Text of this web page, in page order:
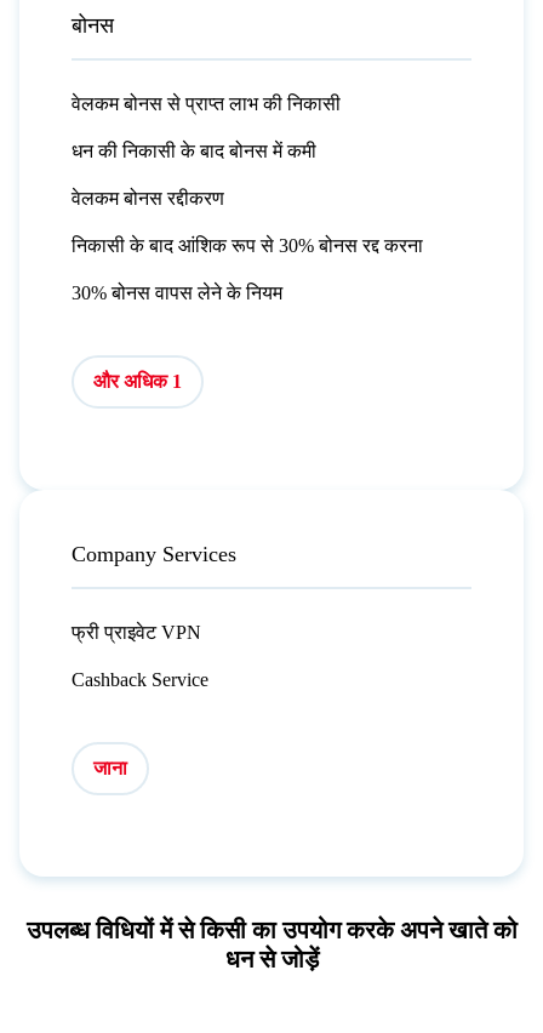
बोनस
वेलकम बोनस से प्राप्त लाभ की निकासी
धन की निकासी के बाद बोनस में कमी
वेलकम बोनस रद्दीकरण
निकासी के बाद आंशिक रूप से 30% बोनस रद्द करना
30% बोनस वापस लेने के नियम
और अधिक 1
Company Services
फ्री प्राइवेट VPN
Cashback Service
जाना
उपलब्ध विधियों में से किसी का उपयोग करके अपने खाते को
धन से जोड़ें